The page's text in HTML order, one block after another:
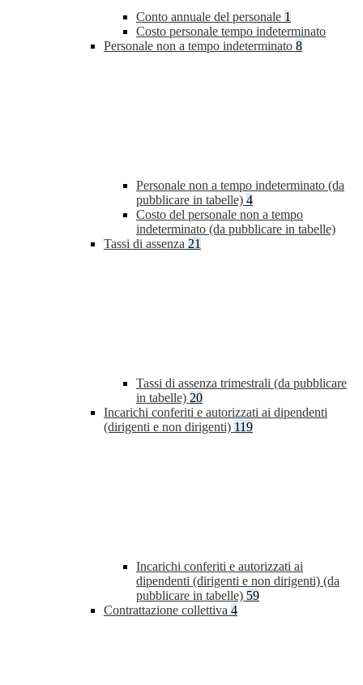
Conto annuale del personale 1
Costo personale tempo indeterminato
Personale non a tempo indeterminato 8
Personale non a tempo indeterminato (da
pubblicare in tabelle) 4
Costo del personale non a tempo
indeterminato (da pubblicare in tabelle)
Tassi di assenza 21
Tassi di assenza trimestrali (da pubblicare
in tabelle) 20
Incarichi conferiti e autorizzati ai dipendenti
(dirigenti e non dirigenti) 119
Incarichi conferiti e autorizzati ai
dipendenti (dirigenti e non dirigenti) (da
pubblicare in tabelle) 59
Contrattazione collettiva 4